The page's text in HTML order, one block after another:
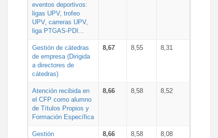
eventos deportivos:
ligas UPV, trofeo
UPV, carreras UPV,
liga PTGAS-PDI...
Gestión de cátedras
de empresa (Dirigida
a directores de
cátedras)
8,67 8,55 8,31
Atención recibida en
el CFP como alumno
de Títulos Propios y
Formación Específica
8,66 8,58 8,52
Gestión
8,66 8,58 8,08